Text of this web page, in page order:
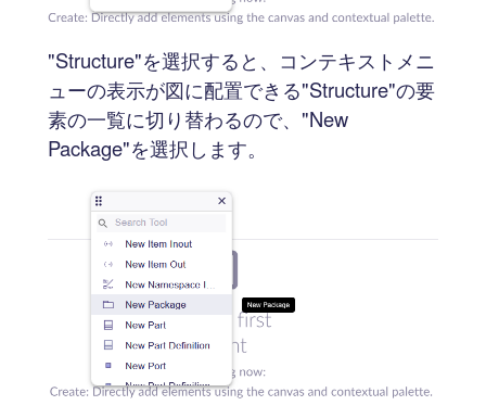
"Structure"を選択すると、コンテキストメニ
ューの表示が図に配置できる"Structure"の要
素の一覧に切り替わるので、"New
Package"を選択します。